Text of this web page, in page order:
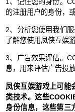
的注册用户的身份，
2、分析您使用我们
了解您使用凤侠互娱
3、广告效果评估。
息，用来评估广告投放
凤侠互娱游戏上可能
类技术。这些
身份信息，这些第三